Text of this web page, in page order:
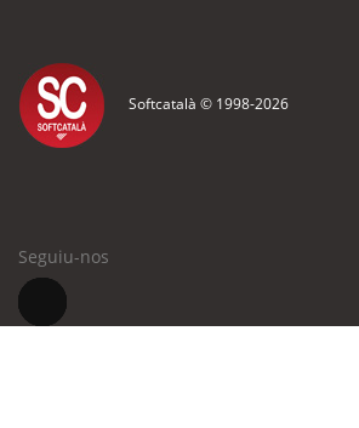
Softcatalà © 1998-2026
Seguiu-nos